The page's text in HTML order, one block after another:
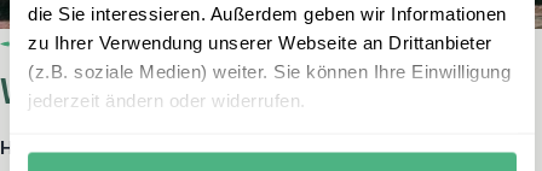
die Sie interessieren. Außerdem geben wir Informationen
zu Ihrer Verwendung unserer Webseite an Drittanbieter
(z.B. soziale Medien) weiter. Sie können Ihre Einwilligung
jederzeit ändern oder widerrufen.
Wo können Sie unterstützen?
Hilfsprojekt